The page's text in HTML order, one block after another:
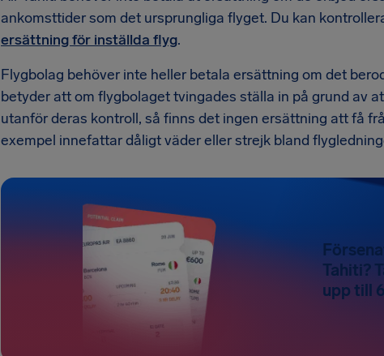
ankomsttider som det ursprungliga flyget. Du kan
ersättning för inställda flyg.
Flygbolag behöver inte heller betala ersättning om det
betyder att om flygbolaget tvingades ställa in på grund av
utanför deras kontroll, så finns det ingen ersättning att få
exempel innefattar dåligt väder eller strejk bland
Tahiti?
upp till